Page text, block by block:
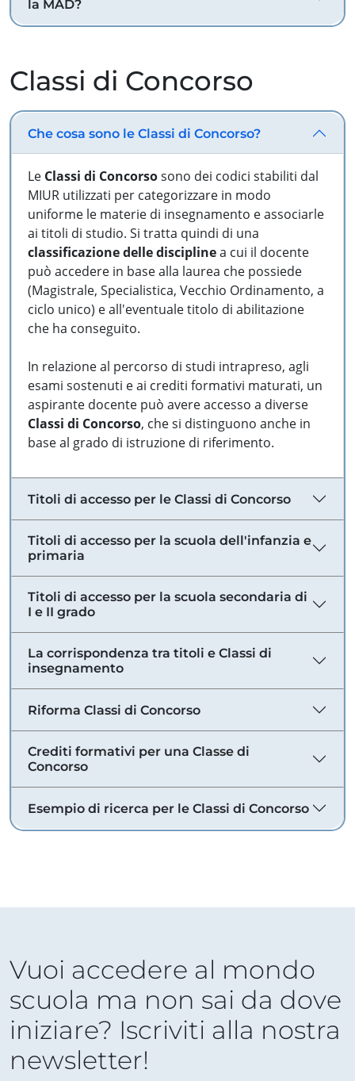
la MAD?
Classi di Concorso
Che cosa sono le Classi di Concorso?
Le Classi di Concorsosono dei codici stabiliti dal
MIUR utilizzati per categorizzare in modo
uniforme le materie di insegnamento e associarle
ai titoli di studio. Si tratta quindi di una
classificazione delle disciplinea cui il docente
può accedere in base alla laurea che possiede
(Magistrale, Specialistica, Vecchio Ordinamento, a
ciclo unico) e all'eventuale titolo di abilitazione
che ha conseguito.
In relazione al percorso di studi intrapreso, agli
esami sostenuti e ai crediti formativi maturati, un
aspirante docente può avere accesso a diverse
Classi di Concorso, che si distinguono anche in
base al grado di istruzione di riferimento.
Titoli di accesso per le Classi di Concorso
Titoli di accesso per la scuola dell'infanzia e
primaria
Titoli di accesso per la scuola secondaria di
I e II grado
La corrispondenza tra titoli e Classi di
insegnamento
Riforma Classi di Concorso
Crediti formativi per una Classe di
Concorso
Esempio di ricerca per le Classi di Concorso
Vuoi accedere al mondo
scuola ma non sai da dove
iniziare? Iscriviti alla nostra
newsletter!